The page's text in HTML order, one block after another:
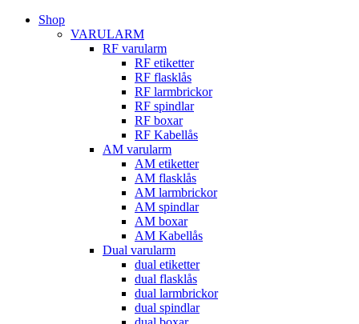
Shop
VARULARM
RF varularm
RF etiketter
RF flasklås
RF larmbrickor
RF spindlar
RF boxar
RF Kabellås
AM varularm
AM etiketter
AM flasklås
AM larmbrickor
AM spindlar
AM boxar
AM Kabellås
Dual varularm
dual etiketter
dual flasklås
dual larmbrickor
dual spindlar